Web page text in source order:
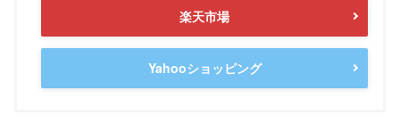
楽天市場
Yahooショッピング